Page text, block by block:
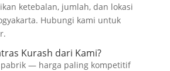
ketebalan, jumlah, dan lokasi
Hubungi kami untuk
Kurash dari Kami?
pabrik — harga paling kompetitif